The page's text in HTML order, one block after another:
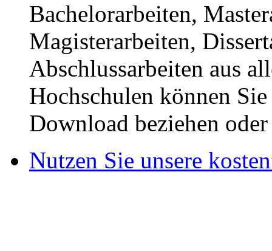
Bachelorarbeiten,
Magisterarbeiten,
Abschlussarbeiten aus
Hochschulen können
Download beziehen
Nutzen Sie unsere